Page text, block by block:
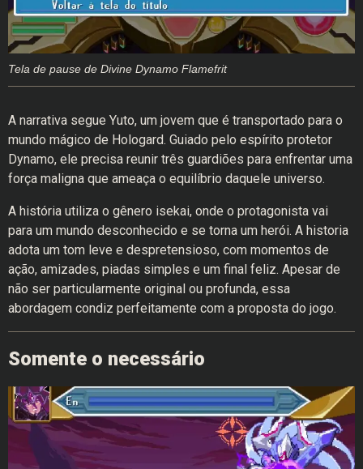
Tela de pause de Divine Dynamo Flamefrit
A narrativa segue Yuto, um jovem que é transportado para o
mundo mágico de Hologard. Guiado pelo espírito protetor
Dynamo, ele precisa reunir três guardiões para enfrentar uma
força maligna que ameaça o equilíbrio daquele universo.
A história utiliza o gênero isekai, onde o protagonista vai
para um mundo desconhecido e se torna um herói. A historia
adota um tom leve e despretensioso, com momentos de
ação, amizades, piadas simples e um final feliz. Apesar de
não ser particularmente original ou profunda, essa
abordagem condiz perfeitamente com a proposta do jogo.
Somente o necessário